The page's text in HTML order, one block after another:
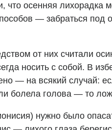
что осенняя лихорадка
— забраться под
от них считали
носить с собой. В
— на всякий случай:
болела голова — то
нужно было